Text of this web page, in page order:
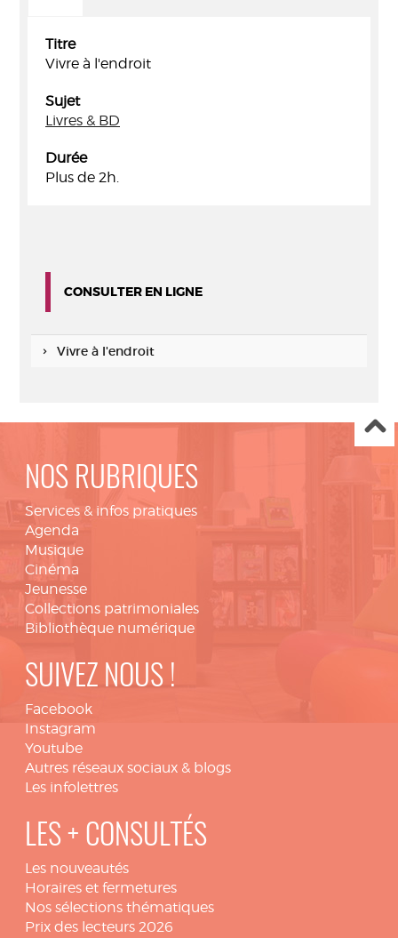
Titre
Vivre à l'endroit
Sujet
Livres & BD
Durée
Plus de 2h.
CONSULTER EN LIGNE
Vivre à l'endroit
NOS RUBRIQUES
Services & infos pratiques
Agenda
Musique
Cinéma
Jeunesse
Collections patrimoniales
Bibliothèque numérique
SUIVEZ NOUS !
Facebook
Instagram
Youtube
Autres réseaux sociaux & blogs
Les infolettres
LES + CONSULTÉS
Les nouveautés
Horaires et fermetures
Nos sélections thématiques
Prix des lecteurs 2026